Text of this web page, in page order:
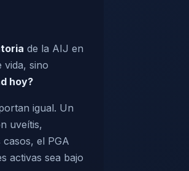
de la AIJ en
vida, sino
hoy?
igual. Un
uveítis,
el PGA
activas sea bajo